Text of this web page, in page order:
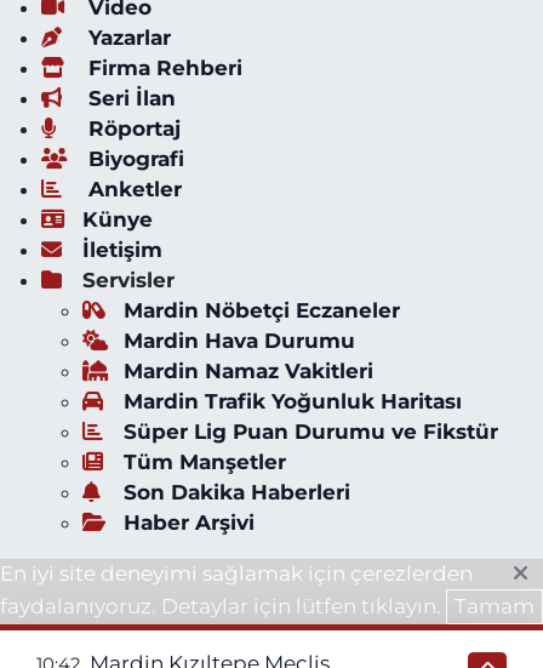
Video
Yazarlar
Firma Rehberi
Seri İlan
Röportaj
Biyografi
Anketler
Künye
İletişim
Servisler
Mardin Nöbetçi Eczaneler
Mardin Hava Durumu
Mardin Namaz Vakitleri
Mardin Trafik Yoğunluk Haritası
Süper Lig Puan Durumu ve Fikstür
Tüm Manşetler
Son Dakika Haberleri
Haber Arşivi
En iyi site deneyimi sağlamak için çerezlerden
faydalanıyoruz. Detaylar için lütfen tıklayın.
Tamam
Mardin Kızıltepe Meclis